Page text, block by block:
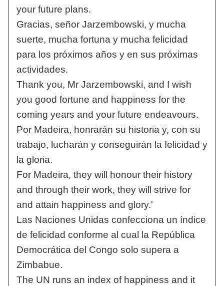
your future plans.
Gracias, señor Jarzembowski, y mucha
suerte, mucha fortuna y mucha felicidad
para los próximos años y en sus próximas
actividades.
Thank you, Mr Jarzembowski, and I wish
you good fortune and happiness for the
coming years and your future endeavours.
Por Madeira, honrarán su historia y, con su
trabajo, lucharán y conseguirán la felicidad y
la gloria.
For Madeira, they will honour their history
and through their work, they will strive for
and attain happiness and glory.'
Las Naciones Unidas confecciona un índice
de felicidad conforme al cual la República
Democrática del Congo solo supera a
Zimbabue.
The UN runs an index of happiness and it